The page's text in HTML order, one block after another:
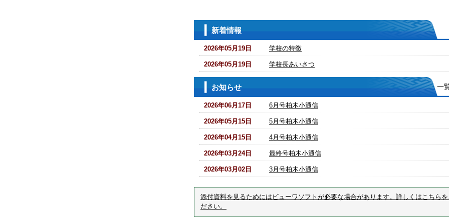
新着情報
2026年05月19日 学校の特徴
2026年05月19日 学校長あいさつ
お知らせ 一
2026年06月17日 6月号柏木小通信
2026年05月15日 5月号柏木小通信
2026年04月15日 4月号柏木小通信
2026年03月24日 最終号柏木小通信
2026年03月02日 3月号柏木小通信
添付資料を見るためにはビューワソフトが必要な場合があります。詳しくはこちらを
ださい。